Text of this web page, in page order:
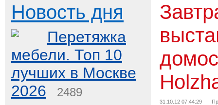
Новость дня
Перетяжка
мебели. Топ 10
лучших в Москве
2026
2489
31.10.12 07:44:29